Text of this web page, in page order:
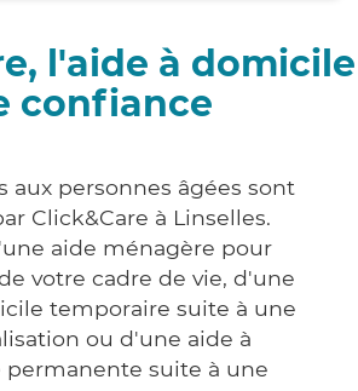
l'aide à domicile
confiance
aux personnes âgées sont
Click&Care à Linselles.
aide ménagère pour
votre cadre de vie, d'une
temporaire suite à une
ou d'une aide à
suite à une